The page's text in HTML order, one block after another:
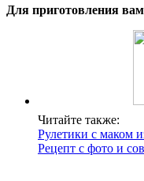
Для приготовления
Читайте также:
Рулетики с маком
Рецепт с фото и